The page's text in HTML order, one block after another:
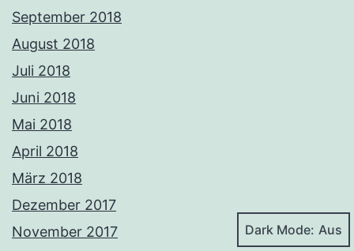
September 2018
August 2018
Juli 2018
Juni 2018
Mai 2018
April 2018
März 2018
Dezember 2017
November 2017
Dark Mode: